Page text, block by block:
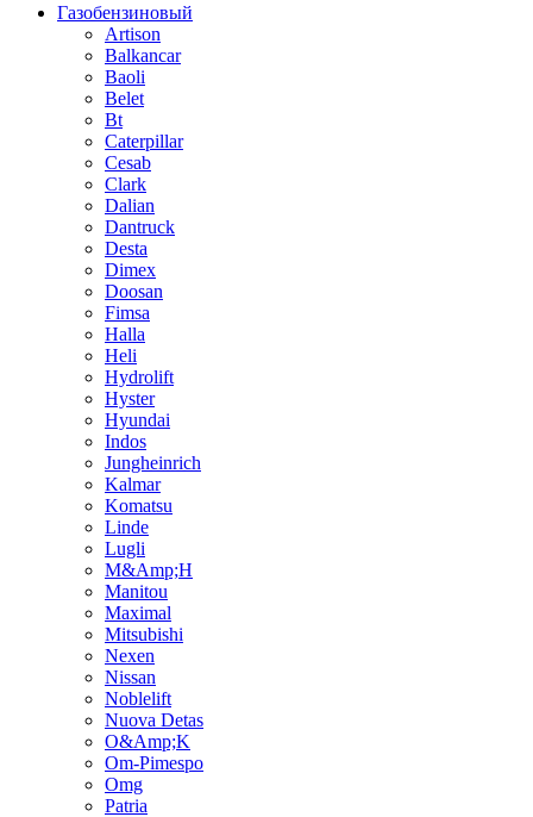
Газобензиновый
Artison
Balkancar
Baoli
Belet
Bt
Caterpillar
Cesab
Clark
Dalian
Dantruck
Desta
Dimex
Doosan
Fimsa
Halla
Heli
Hydrolift
Hyster
Hyundai
Indos
Jungheinrich
Kalmar
Komatsu
Linde
Lugli
M&Amp;H
Manitou
Maximal
Mitsubishi
Nexen
Nissan
Noblelift
Nuova Detas
O&Amp;K
Om-Pimespo
Omg
Patria